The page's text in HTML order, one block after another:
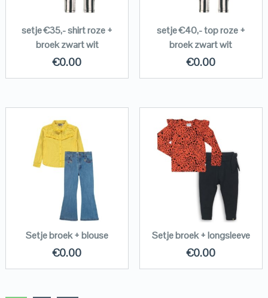
setje €35,- shirt roze +
broek zwart wit
€0.00
setje €40,- top roze +
broek zwart wit
€0.00
Setje broek + blouse
€0.00
Setje broek + longsleeve
€0.00